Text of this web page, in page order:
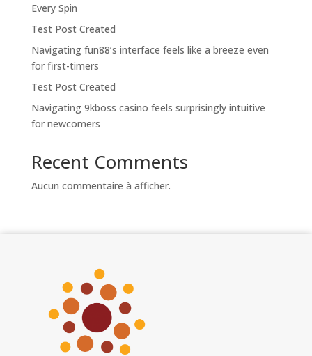
Every Spin
Test Post Created
Navigating fun88’s interface feels like a breeze even
for first-timers
Test Post Created
Navigating 9kboss casino feels surprisingly intuitive
for newcomers
Recent Comments
Aucun commentaire à afficher.